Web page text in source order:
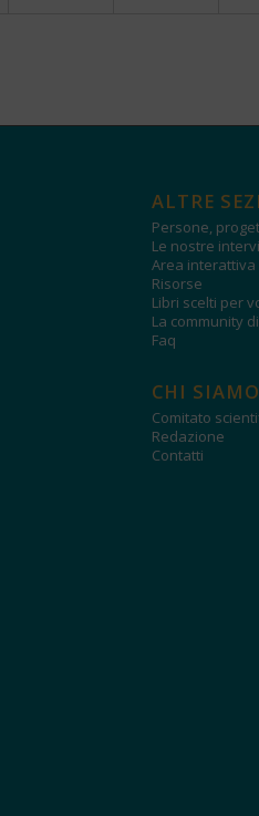
ALTRE
Persone,
Le nostre
Area interattiva
Risorse
Libri scelti per
La community
Faq
CHI SIAMO
Comitato
Redazione
Contatti